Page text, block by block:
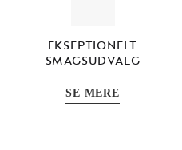
EKSEPTIONELT
SMAGSUDVALG
SE MERE